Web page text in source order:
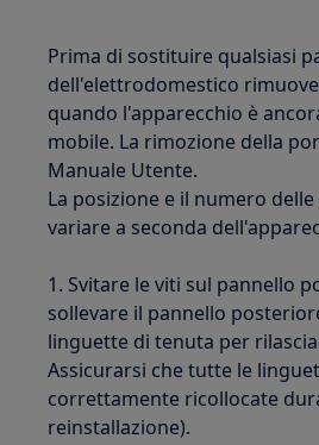
Prima di sostituire qualsiasi
dell'elettrodomestico
quando l'apparecchio è
mobile. La rimozione della
Manuale Utente.
La posizione e il numero
variare a seconda
1. Svitare le viti sul pannello
sollevare il pannello
linguette di tenuta per
Assicurarsi che tutte le
correttamente ricollocate
reinstallazione).